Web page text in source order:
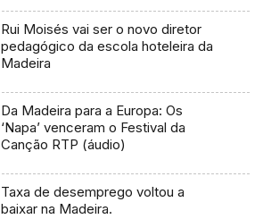
Rui Moisés vai ser o novo diretor
pedagógico da escola hoteleira da
Madeira
Da Madeira para a Europa: Os
‘Napa’ venceram o Festival da
Canção RTP (áudio)
Taxa de desemprego voltou a
baixar na Madeira.